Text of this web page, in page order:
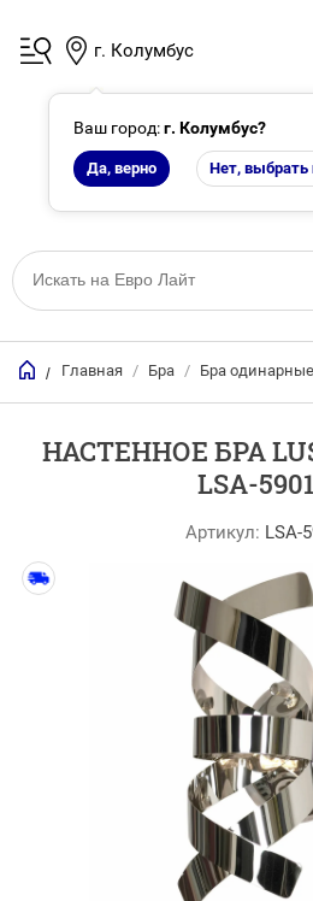
г. Колумбус
Ваш город:г. Колумбус?
Да, верно Нет, выбрать
/ Главная / Бра / Бра одинарные
НАСТЕННОЕ БРА
LSA-
Артикул: LSA-